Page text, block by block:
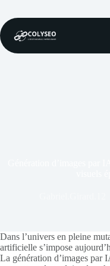
contenu
Dans l’univers en pleine
artificielle s’impose
La génération d’images par